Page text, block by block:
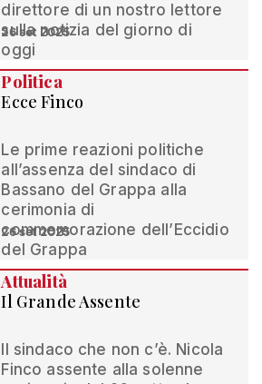
direttore di un nostro lettore
sulla notizia del giorno di
oggi
26 set 2025
Politica
Ecce Finco
Le prime reazioni politiche
all’assenza del sindaco di
Bassano del Grappa alla
cerimonia di
commemorazione dell’Eccidio
del Grappa
26 set 2025
Attualità
Il Grande Assente
Il sindaco che non c’è. Nicola
Finco assente alla solenne